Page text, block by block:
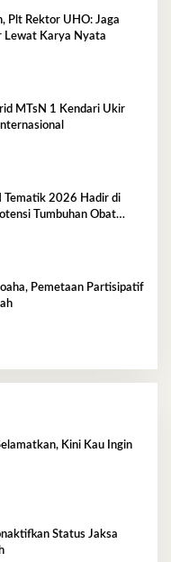
Plt Rektor UHO: Jaga
Lewat Karya Nyata
MTsN 1 Kendari Ukir
Tematik 2026 Hadir di
Tumbuhan Obat
Pemetaan Partisipatif
Kini Kau Ingin
Status Jaksa